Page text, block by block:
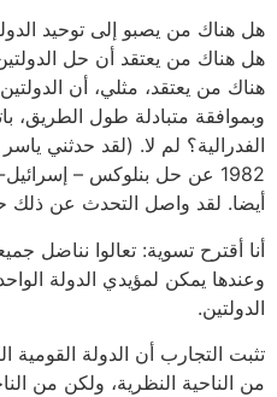
هل هناك من يصبو إلى توحيد
هل هناك من يعتقد أن حل
هناك من يعتقد، مثلي، أن
وبموافقة متبادلة طول الطريق،
الفدرالية؟ لم لا. (لقد حدثني
1982 عن حل بنلوكس –
أيضا. لقد واصل التحدث عن ذلك
أنا أقترح تسوية: تعالوا نناضل
وعندها يمكن لمؤيدي الدولة
الدولتين.
تثبت التجارب أن الدولة
من الناحية النظرية، ولكن من